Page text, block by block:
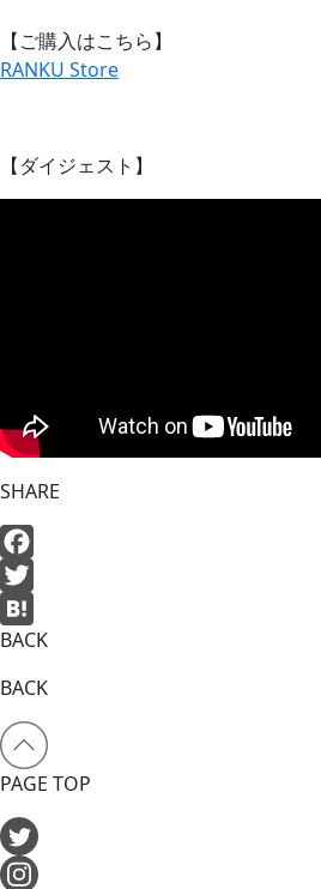
【ご購入はこちら】
RANKU Store
【ダイジェスト】
SHARE
Facebook
Twitter
Hatena
BACK
BACK
PAGE TOP